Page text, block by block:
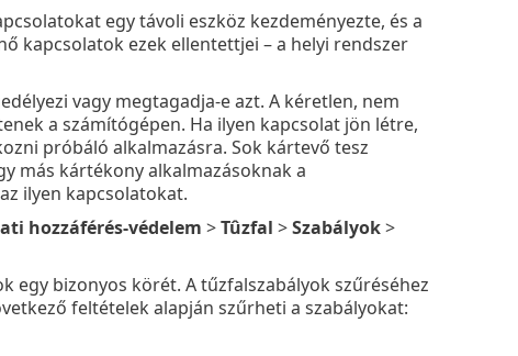
egy távoli eszköz kezdeményezte, és a
kapcsolatok ezek ellentettjei – a helyi rendszer
vagy megtagadja-e azt. A kéretlen, nem
a számítógépen. Ha ilyen kapcsolat jön létre,
próbáló alkalmazásra. Sok kártevő tesz
más kártékony alkalmazásoknak a
ilyen kapcsolatokat.
hozzáférés-védelem >Tûzfal >Szabályok>
egy bizonyos körét. A tűzfalszabályok szűréséhez
feltételek alapján szűrheti a szabályokat: